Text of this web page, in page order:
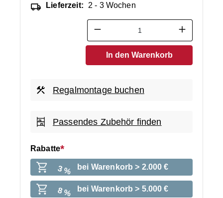
Lieferzeit: 2 - 3 Wochen
Produkt Anzahl: Gib den
In den Warenkorb
Regalmontage buchen
Passendes Zubehör finden
Rabatte
3 % bei Warenkorb > 2.000 €
8 % bei Warenkorb > 5.000 €